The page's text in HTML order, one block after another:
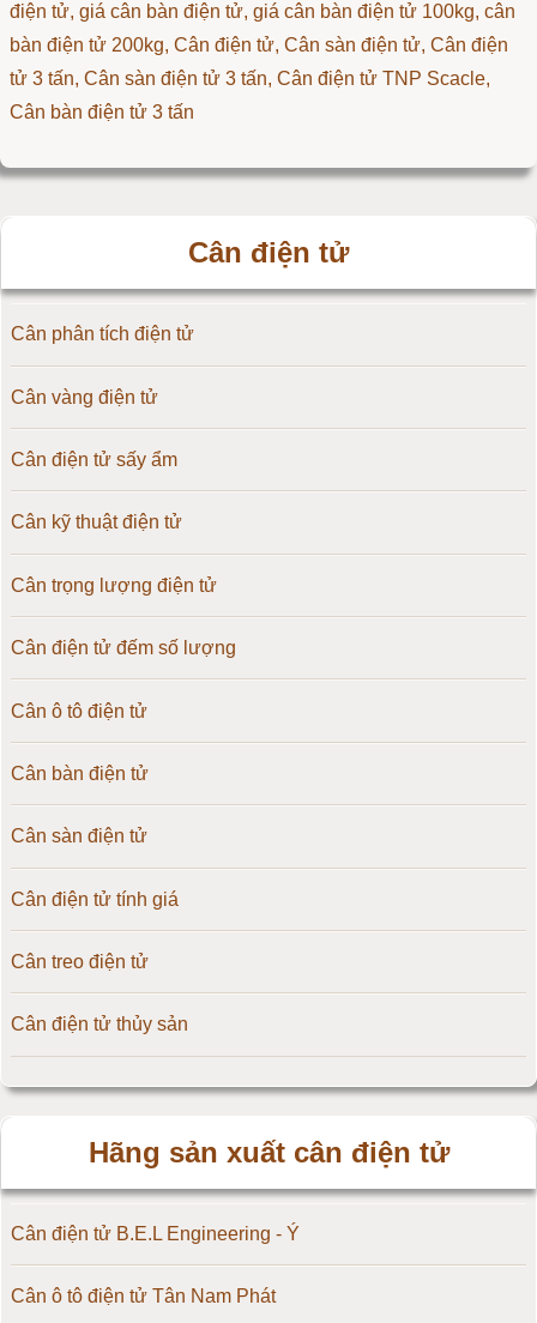
điện tử, giá cân bàn điện tử, giá cân bàn điện tử 100kg, cân
bàn điện tử 200kg, Cân điện tử, Cân sàn điện tử, Cân điện
tử 3 tấn, Cân sàn điện tử 3 tấn, Cân điện tử TNP Scacle,
Cân bàn điện tử 3 tấn
Cân điện tử
Cân phân tích điện tử
Cân vàng điện tử
Cân điện tử sấy ẩm
Cân kỹ thuật điện tử
Cân trọng lượng điện tử
Cân điện tử đếm số lượng
Cân ô tô điện tử
Cân bàn điện tử
Cân sàn điện tử
Cân điện tử tính giá
Cân treo điện tử
Cân điện tử thủy sản
Hãng sản xuất cân điện tử
Cân điện tử B.E.L Engineering - Ý
Cân ô tô điện tử Tân Nam Phát